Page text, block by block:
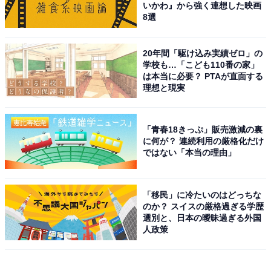
じめご了承ください。
また、記事中の商品を購入すると、売上の一部がオール
アバウトに還元されることがあります
この記事の執筆者： All About ニュース お買
いもの部
Amazonのセール商品から売れ筋ランキングまで、毎日のお買いも
のがもっと楽しく、もっとお得になる情報をお届け。編集部員によ
る独自レビューなど、ここでしか手に入らない情報も満載です。
...続きを読む
こちらもおすすめ
【Amazon初売り】Anker Eufy「ロボット掃除
機」が今だけ53％オフ！ 吸引と水拭きが同時に
できる【1月7日】
いかわ』から強く連想した映画
8選
20年間「駆け込み実績ゼロ」の
学校も…「こども110番の家」
は本当に必要？ PTAが直面する
理想と現実
「青春18きっぷ」販売激減の裏
に何が？ 連続利用の厳格化だけ
ではない「本当の理由」
「移民」に冷たいのはどっちな
のか？ スイスの厳格過ぎる学歴
選別と、日本の曖昧過ぎる外国
人政策